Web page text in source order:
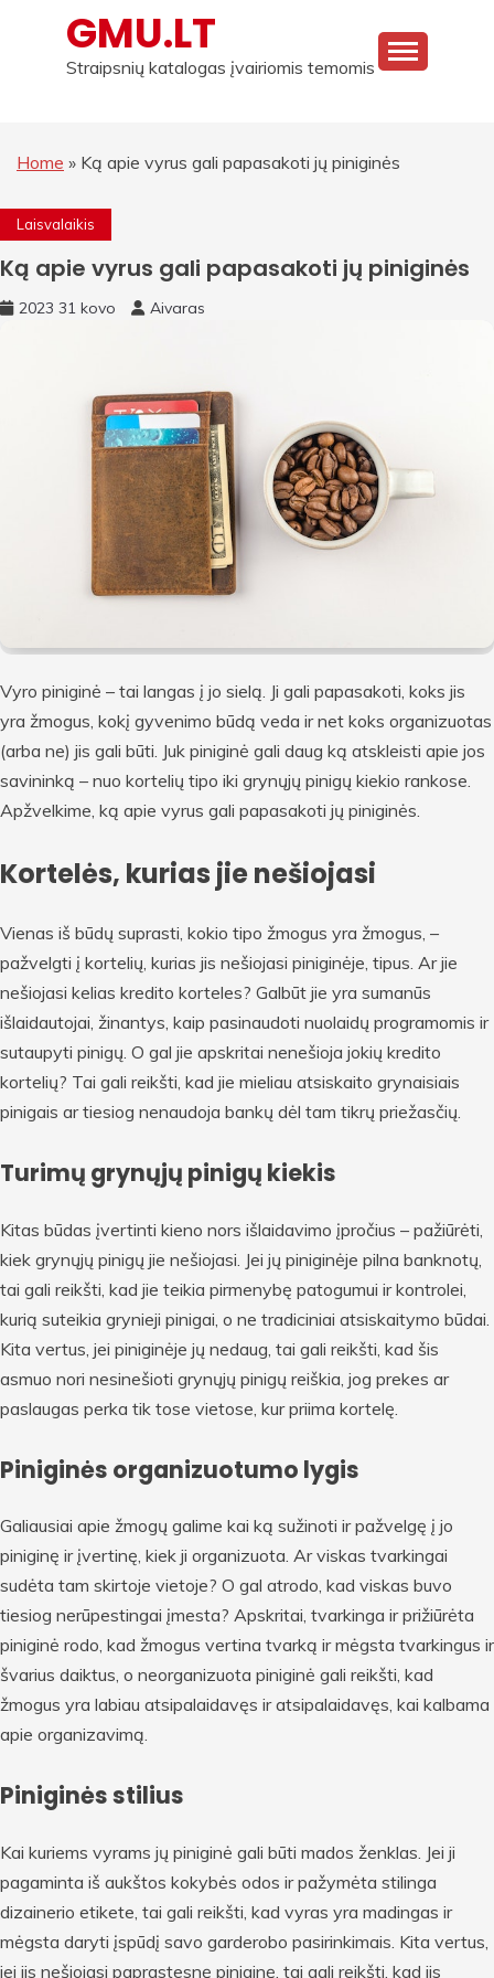
GMU.LT
Straipsnių katalogas įvairiomis temomis
Home » Ką apie vyrus gali papasakoti jų piniginės
Laisvalaikis
Ką apie vyrus gali papasakoti jų piniginės
2023 31 kovo Aivaras
Vyro piniginė – tai langas į jo sielą. Ji gali papasakoti, koks jis
yra žmogus, kokį gyvenimo būdą veda ir net koks organizuotas
(arba ne) jis gali būti. Juk piniginė gali daug ką atskleisti apie jos
savininką – nuo kortelių tipo iki grynųjų pinigų kiekio rankose.
Apžvelkime, ką apie vyrus gali papasakoti jų piniginės.
Kortelės, kurias jie nešiojasi
Vienas iš būdų suprasti, kokio tipo žmogus yra žmogus, –
pažvelgti į kortelių, kurias jis nešiojasi piniginėje, tipus. Ar jie
nešiojasi kelias kredito korteles? Galbūt jie yra sumanūs
išlaidautojai, žinantys, kaip pasinaudoti nuolaidų programomis ir
sutaupyti pinigų. O gal jie apskritai nenešioja jokių kredito
kortelių? Tai gali reikšti, kad jie mieliau atsiskaito grynaisiais
pinigais ar tiesiog nenaudoja bankų dėl tam tikrų priežasčių.
Turimų grynųjų pinigų kiekis
Kitas būdas įvertinti kieno nors išlaidavimo įpročius – pažiūrėti,
kiek grynųjų pinigų jie nešiojasi. Jei jų piniginėje pilna banknotų,
tai gali reikšti, kad jie teikia pirmenybę patogumui ir kontrolei,
kurią suteikia grynieji pinigai, o ne tradiciniai atsiskaitymo būdai.
Kita vertus, jei piniginėje jų nedaug, tai gali reikšti, kad šis
asmuo nori nesinešioti grynųjų pinigų reiškia, jog prekes ar
paslaugas perka tik tose vietose, kur priima kortelę.
Piniginės organizuotumo lygis
Galiausiai apie žmogų galime kai ką sužinoti ir pažvelgę į jo
piniginę ir įvertinę, kiek ji organizuota. Ar viskas tvarkingai
sudėta tam skirtoje vietoje? O gal atrodo, kad viskas buvo
tiesiog nerūpestingai įmesta? Apskritai, tvarkinga ir prižiūrėta
piniginė rodo, kad žmogus vertina tvarką ir mėgsta tvarkingus ir
švarius daiktus, o neorganizuota piniginė gali reikšti, kad
žmogus yra labiau atsipalaidavęs ir atsipalaidavęs, kai kalbama
apie organizavimą.
Piniginės stilius
Kai kuriems vyrams jų piniginė gali būti mados ženklas. Jei ji
pagaminta iš aukštos kokybės odos ir pažymėta stilinga
dizainerio etikete, tai gali reikšti, kad vyras yra madingas ir
mėgsta daryti įspūdį savo garderobo pasirinkimais. Kita vertus,
jei jis nešiojasi paprastesnę piniginę, tai gali reikšti, kad jis